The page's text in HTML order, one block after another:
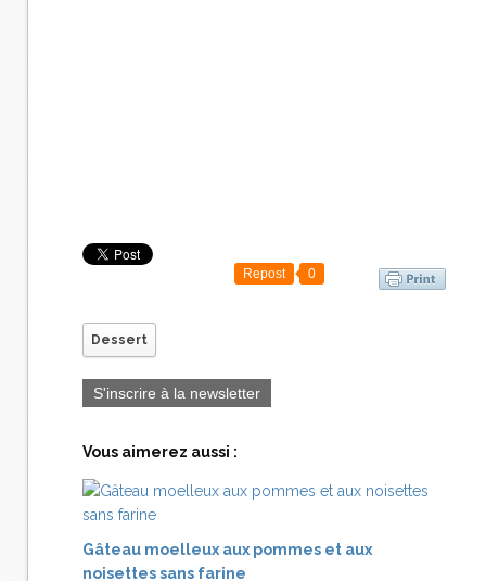
Repost 0
Dessert
S'inscrire à la newsletter
Vous aimerez aussi :
Gâteau moelleux aux pommes et aux
noisettes sans farine